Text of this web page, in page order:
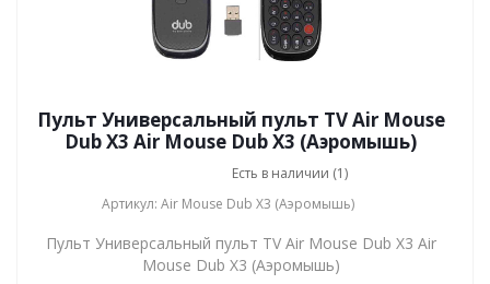
Пульт Универсальный пульт TV Air Mouse
Dub X3 Air Mouse Dub X3 (Аэромышь)
Есть в наличии (1)
Артикул: Air Mouse Dub X3 (Аэромышь)
Пульт Универсальный пульт TV Air Mouse Dub X3 Air
Mouse Dub X3 (Аэромышь)